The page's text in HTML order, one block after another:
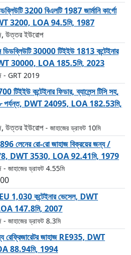
3200 বিএলটি 1987 জার্মানি কার্গো
3200, LOA 94.5মি, 1987
উত্তর ইউরোপ
ডিডব্লিউটি 30000 টিইইউ 1813 কন্টেইনার
30000, LOA 185.5মি, 2023
- GRT 2019
টিইইউ কন্টেইনার ফিডার, ব্যালেন্স টিসি সহ,
পর্যন্ত, DWT 24095, LOA 182.53মি,
উত্তর ইউরোপ - জাহাজের ড্রাফট 10মি
লেনের রো-রো জাহাজ বিক্রয়ের জন্য /
DWT 3530, LOA 92.41মি, 1979
- জাহাজের ড্রাফট 4.55মি
1,030 কন্টেইনার ভেসেল, DWT
147.8মি, 2007
- জাহাজের ড্রাফট 8.3মি
রেফ্রিজারেটর জাহাজ RE935, DWT
88.94মি, 1994